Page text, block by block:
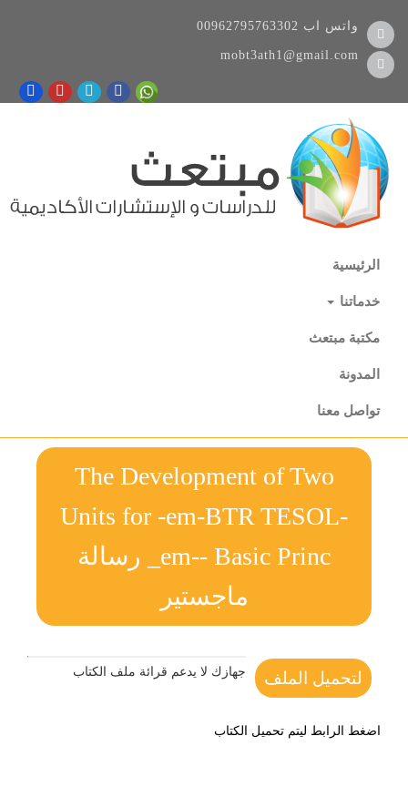
00962795763302 واتس اب
mobt3ath1@gmail.com
الرئيسية
خدماتنا
مكتبة مبتعث
المدونة
تواصل معنا
The Development of Two
Units for -em-BTR TESOL-
_em-- Basic Princ رسالة
ماجستير
لتحميل الملف جهازك لا يدعم قرائة ملف الكتاب
اضغط الرابط ليتم تحميل الكتاب